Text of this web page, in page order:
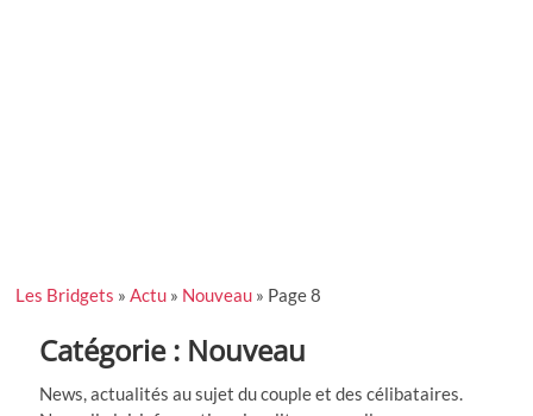
Les Bridgets »Actu » Nouveau » Page 8
Catégorie : Nouveau
News, actualités au sujet du couple et des célibataires.